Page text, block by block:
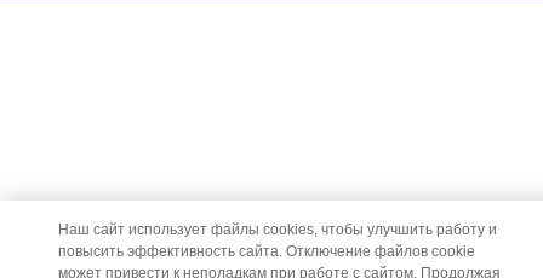
Наш сайт использует файлы cookies, чтобы улучшить работу и
повысить эффективность сайта. Отключение файлов cookie
может привести к неполадкам при работе с сайтом. Продолжая